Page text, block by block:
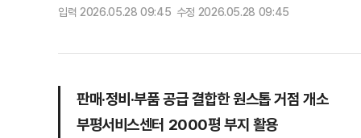
입력 2026.05.28 09:45 수정 2026.05.28 09:45
판매·정비·부품 공급 결합한 원스톱 거점 개소
부평서비스센터 2000평 부지 활용